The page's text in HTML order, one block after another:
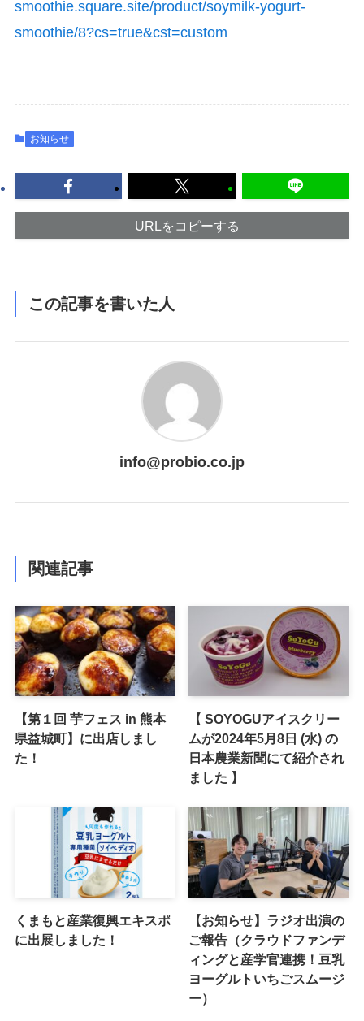
smoothie.square.site/product/soymilk-yogurt-
smoothie/8?cs=true&cst=custom
お知らせ
URLをコピーする
この記事を書いた人
info@probio.co.jp
関連記事
【第１回 芋フェス in 熊本
県益城町】に出店しまし
た！
【 SOYOGUアイスクリー
ムが2024年5月8日 (水) の
日本農業新聞にて紹介され
ました 】
くまもと産業復興エキスポ
に出展しました！
【お知らせ】ラジオ出演の
ご報告（クラウドファンデ
ィングと産学官連携！豆乳
ヨーグルトいちごスムージ
ー）